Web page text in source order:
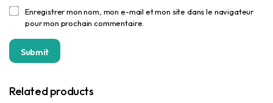
Enregistrer mon nom, mon e-mail et mon site dans le navigateur
pour mon prochain commentaire.
Related products